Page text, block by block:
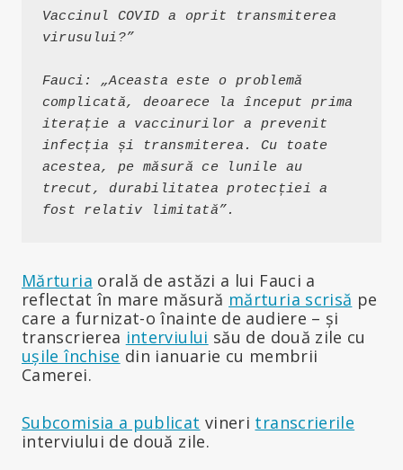
Vaccinul COVID a oprit transmiterea
virusului?”
Fauci: „Aceasta este o problemă
complicată, deoarece la început prima
iterație a vaccinurilor a prevenit
infecția și transmiterea. Cu toate
acestea, pe măsură ce lunile au
trecut, durabilitatea protecției a
fost relativ limitată”.
Mărturia orală de astăzi a lui Fauci a
reflectat în mare măsură mărturia scrisă pe
care a furnizat-o înainte de audiere – și
transcrierea interviului său de două zile cu
ușile închise din ianuarie cu membrii
Camerei.
Subcomisia a publicat vineri transcrierile
interviului de două zile.